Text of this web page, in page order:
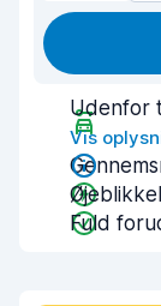
Udenfor
Vis
Fuld